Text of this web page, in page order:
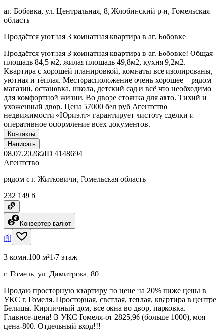
аг. Бобовка, ул. Центральная, 8, Жлобинский р-н, Гомельская
область
Продаётся уютная 3 комнатная квартира в аг. Бобовке
Продаётся уютная 3 комнатная квартира в аг. Бобовке! Общая
площадь 84,5 м2, жилая площадь 49,8м2, кухня 9,2м2.
Квартира с хорошей планировкой, комнаты все изолированы,
уютная и тёплая. Месторасположение очень хорошее – рядом
магазин, остановка, школа, детский сад и всё что необходимо
для комфортной жизни. Во дворе стоянка для авто. Тихий и
ухоженный двор. Цена 57000 бел руб Агентство
недвижимости «Юриэлт» гарантирует чистоту сделки и
оперативное оформление всех документов.
Контакты
Написать
08.07.2026 ID 4148694
Агентство
рядом с г. Житковичи, Гомельская область
232 149 ƃ
Конвертер валют
3 комн.100 м²1/7 этаж
г. Гомель, ул. Димитрова, 80
Продаю просторную квартиру по цене на 20% ниже цены в
УКС г. Гомеля. Просторная, светлая, теплая, квартира в центре
Белицы. Кирпичный дом, все окна во двор, парковка.
Главное-цена! В УКС Гомеля-от 2825,96 (больше 1000), моя
цена-800. Отдельный вход!!!